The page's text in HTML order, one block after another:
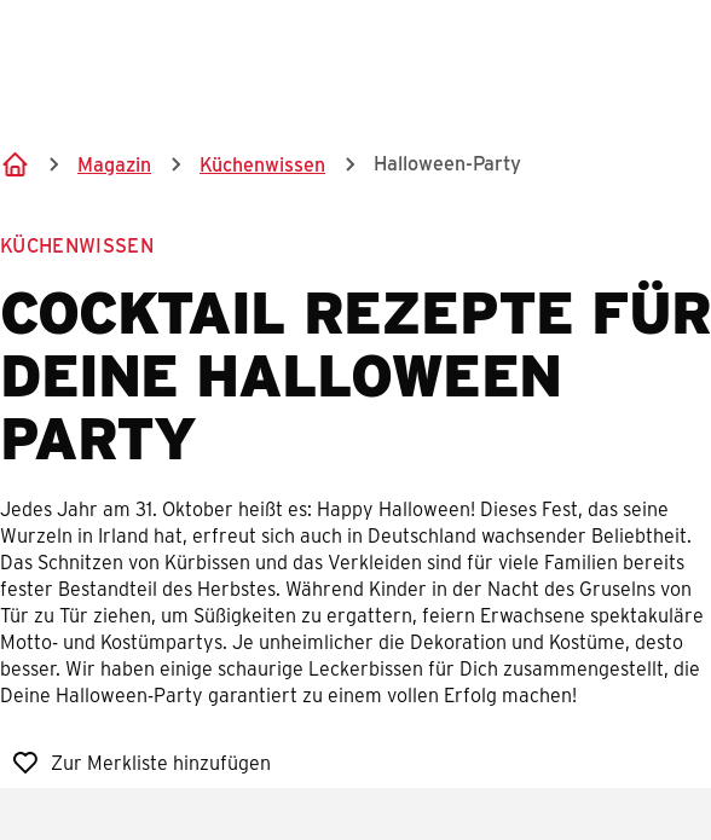
Magazin Küchenwissen Halloween-Party
KÜCHENWISSEN
COCKTAIL REZEPTE FÜR
DEINE HALLOWEEN
PARTY
Jedes Jahr am 31. Oktober heißt es: Happy Halloween! Dieses Fest, das seine
Wurzeln in Irland hat, erfreut sich auch in Deutschland wachsender Beliebtheit.
Das Schnitzen von Kürbissen und das Verkleiden sind für viele Familien bereits
fester Bestandteil des Herbstes. Während Kinder in der Nacht des Gruselns von
Tür zu Tür ziehen, um Süßigkeiten zu ergattern, feiern Erwachsene spektakuläre
Motto- und Kostümpartys. Je unheimlicher die Dekoration und Kostüme, desto
besser. Wir haben einige schaurige Leckerbissen für Dich zusammengestellt, die
Deine Halloween-Party garantiert zu einem vollen Erfolg machen!
Zur Merkliste hinzufügen